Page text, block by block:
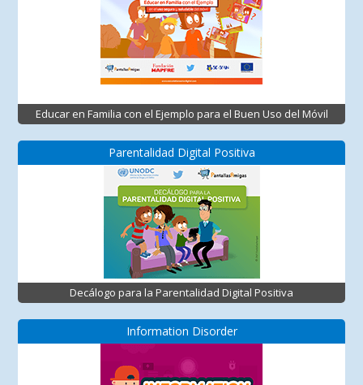
Educar en Familia con el Ejemplo para el Buen Uso del Móvil
Parentalidad Digital Positiva
Decálogo para la Parentalidad Digital Positiva
Information Disorder